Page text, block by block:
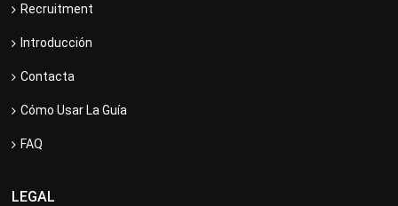
Recruitment
Introducción
Contacta
Cómo Usar La Guía
FAQ
LEGAL